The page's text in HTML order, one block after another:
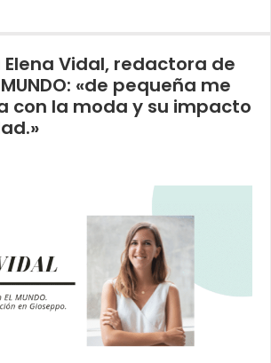
Vidal, redactora de
«de pequeña me
con la moda y su impacto